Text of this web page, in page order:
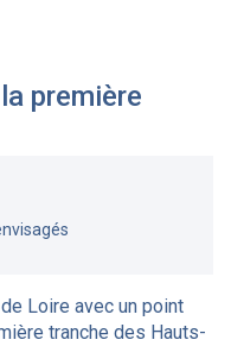
première
Loire avec un point
tranche des Hauts-